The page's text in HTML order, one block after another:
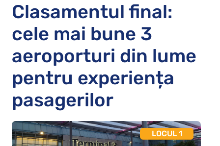
Clasamentul final:
cele mai bune 3
aeroporturi din lume
pentru experiența
pasagerilor
LOCUL 1